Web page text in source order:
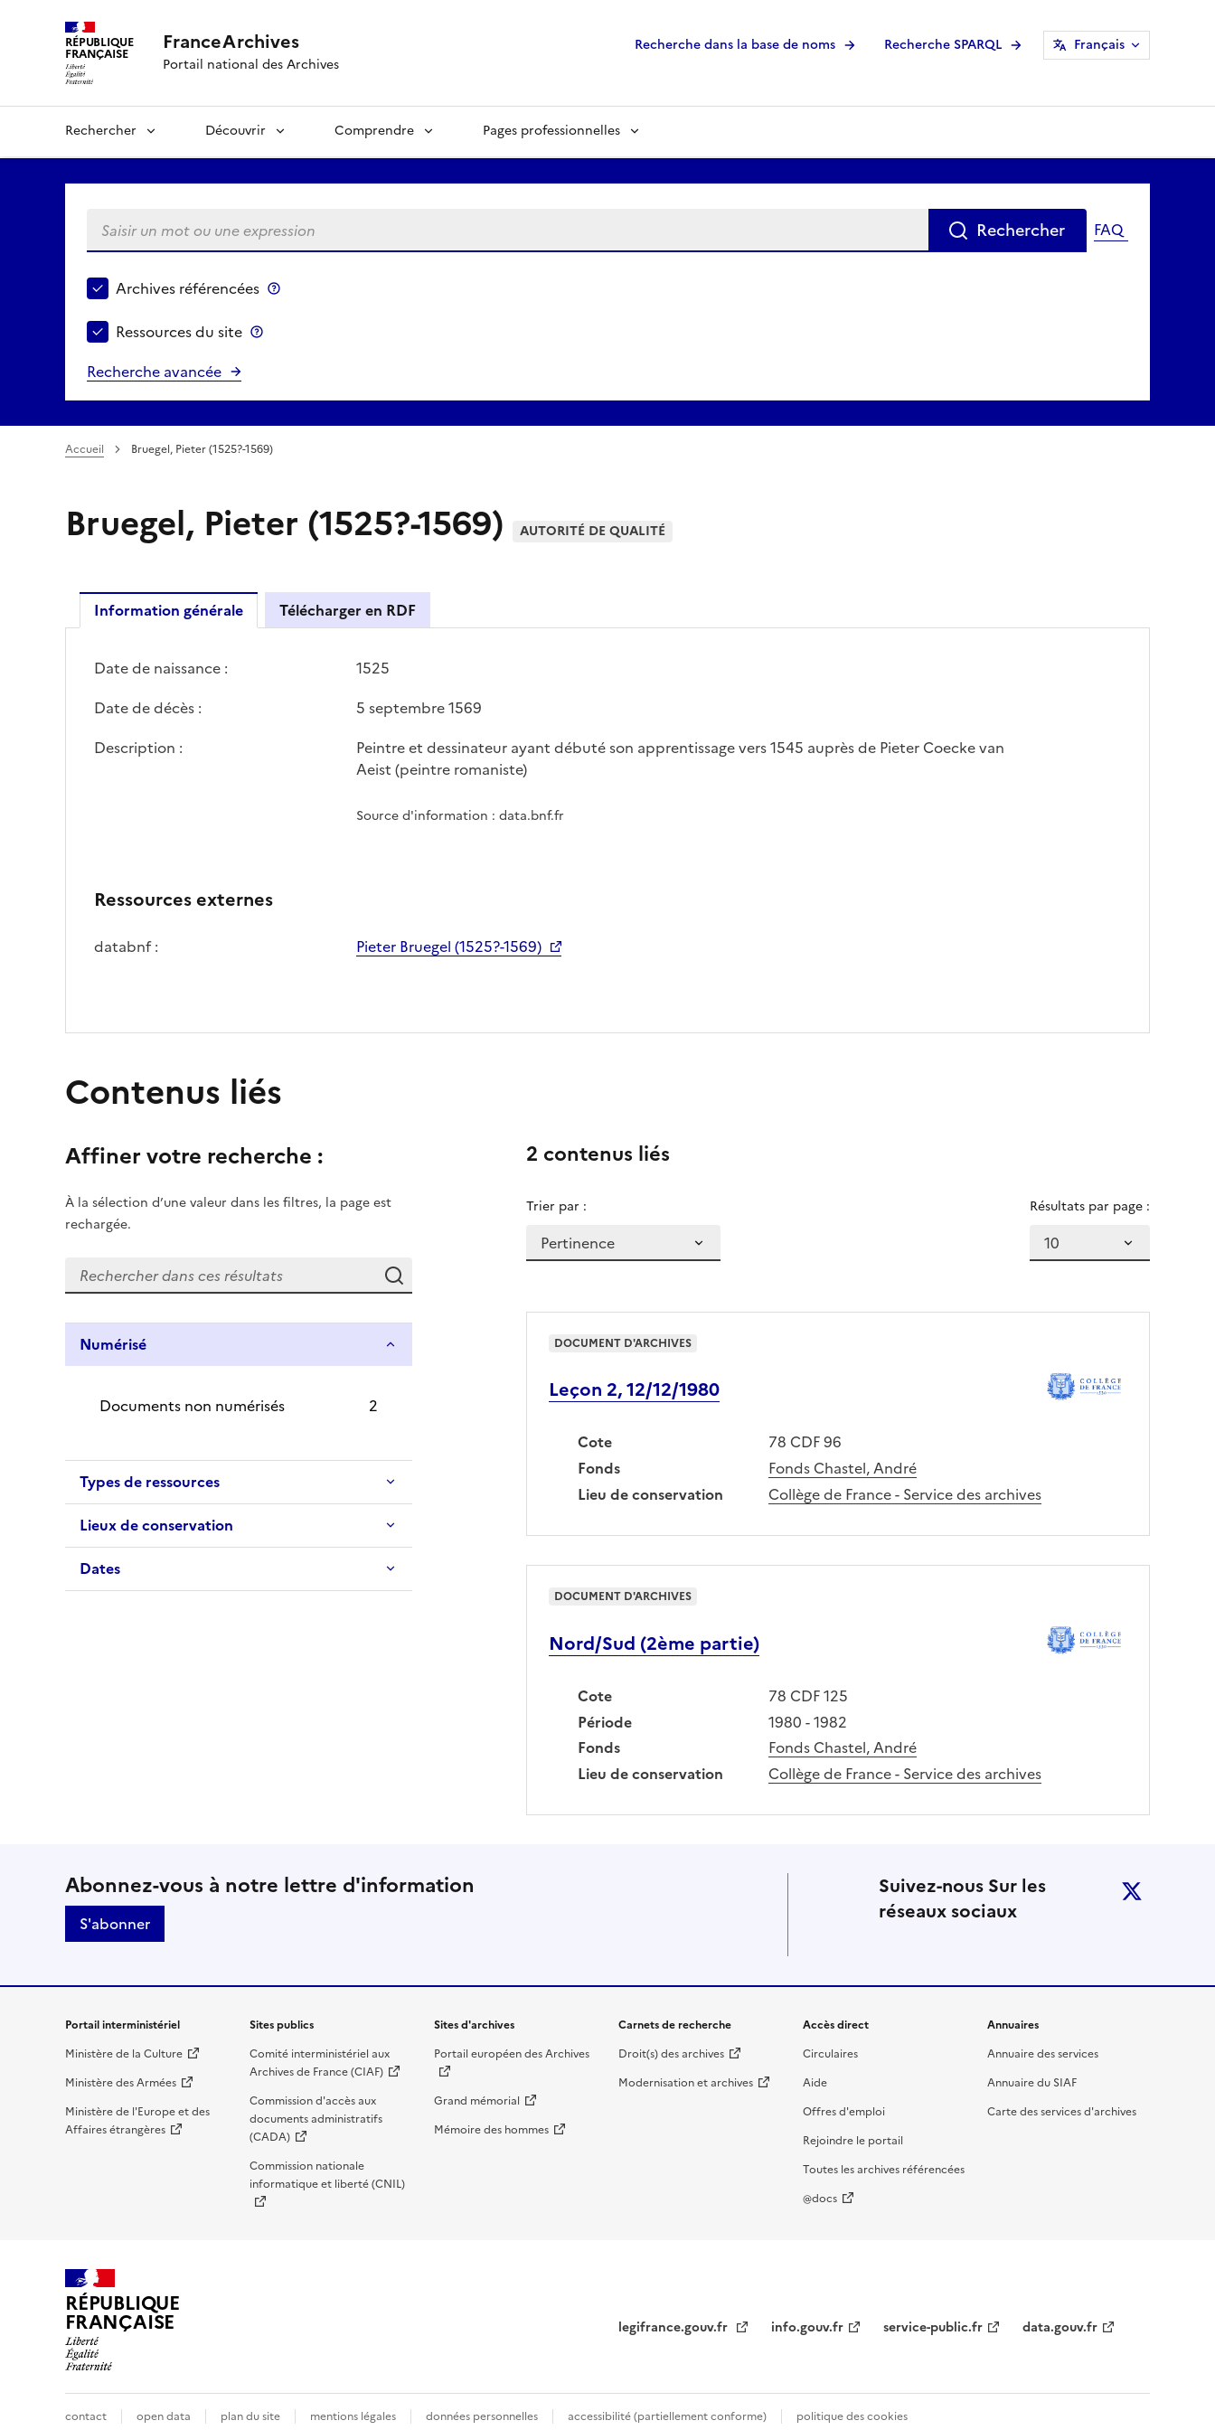
RÉPUBLIQUE
FRANÇAISE FranceArchives
Portail national des Archives
Recherche dans la base de noms Recherche SPARQL Français
Rechercher Découvrir Comprendre Pages professionnelles
Rechercher FAQ
Choisir le périmètre de recherche
Archives référencées
Ressources du site
Recherche avancée
Accueil Bruegel, Pieter (1525?-1569)
Bruegel, Pieter (1525?-1569) AUTORITÉ DE QUALITÉ
Information générale Télécharger en RDF
Date de naissance :
1525
Date de décès :
5 septembre 1569
Description :
Peintre et dessinateur ayant débuté son apprentissage vers 1545 auprès de Pieter Coecke van
Aeist (peintre romaniste)
Source d'information : data.bnf.fr
Ressources externes
databnf : Pieter Bruegel (1525?-1569)
Contenus liés
Affiner votre recherche :
À la sélection d’une valeur dans les filtres, la page est
rechargée.
Numérisé
Documents non numérisés 2
Types de ressources
Lieux de conservation
Dates
2 contenus liés
Trier par : Résultats par page :
Leçon 2, 12/12/1980
Cote
78 CDF 96
Fonds
Fonds Chastel, André
Lieu de conservation
Collège de France - Service des archives
DOCUMENT D'ARCHIVES
Nord/Sud (2ème partie)
Cote
78 CDF 125
Période
1980 - 1982
Fonds
Fonds Chastel, André
Lieu de conservation
Collège de France - Service des archives
DOCUMENT D'ARCHIVES
Suivez-nous sur le réseaux sociaux et abonnez-vous à notre lettre d’information
Abonnez-vous à notre lettre d'information
S'abonner
Suivez-nous Sur les
réseaux sociaux
Liens de bas de page
Portail interministériel
Ministère de la Culture
Ministère des Armées
Ministère de l'Europe et des
Affaires étrangères
Sites publics
Comité interministériel aux
Archives de France (CIAF)
Commission d'accès aux
documents administratifs
(CADA)
Commission nationale
informatique et liberté (CNIL)
Sites d'archives
Portail européen des Archives
Grand mémorial
Mémoire des hommes
Carnets de recherche
Droit(s) des archives
Modernisation et archives
Accès direct
Circulaires
Aide
Offres d'emploi
Rejoindre le portail
Toutes les archives référencées
@docs
Annuaires
Annuaire des services
Annuaire du SIAF
Carte des services d'archives
RÉPUBLIQUE
FRANÇAISE legifrance.gouv.fr info.gouv.fr service-public.fr data.gouv.fr
contact open data plan du site mentions légales données personnelles accessibilité (partiellement conforme) politique des cookies